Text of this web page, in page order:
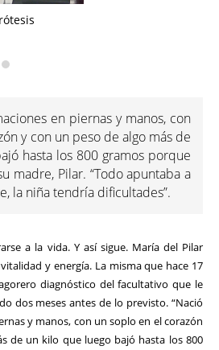
en piernas y manos, con
y con un peso de algo más de
hasta los 800 gramos porque
madre, Pilar. “Todo apuntaba a
la niña tendría dificultades”.
a la vida. Y así sigue. María del Pilar
y energía. La misma que hace 17
diagnóstico del facultativo que le
dos meses antes de lo previsto. “Nació
y manos, con un soplo en el corazón
de un kilo que luego bajó hasta los 800